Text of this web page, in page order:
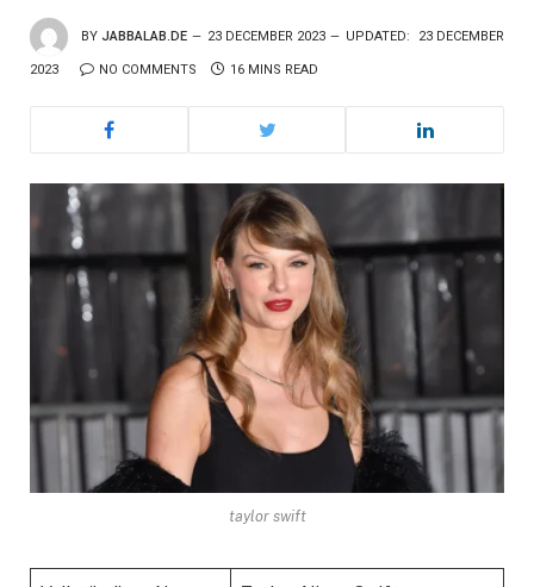
BY JABBALAB.DE 23 DECEMBER 2023 UPDATED: 23 DECEMBER
2023 NO COMMENTS 16 MINS READ
taylor swift